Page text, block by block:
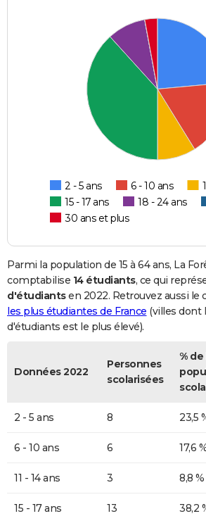
2 - 5 ans 6 - 10 ans
15 - 17 ans
18 - 24 ans
30 ans et plus
Parmi la population de 15 à 64 ans, La
comptabilise 14 étudiants, ce qui
d'étudiantsen 2022. Retrouvez aussi le
les plus étudiantes de France (villes dont
d'étudiants est le plus élevé).
Données 2022
Personnes
scolarisées
% de
2 - 5 ans 8 23,5
6 - 10 ans 6 17,6
11 - 14 ans 3 8,8 %
15 - 17 ans 13 38,2